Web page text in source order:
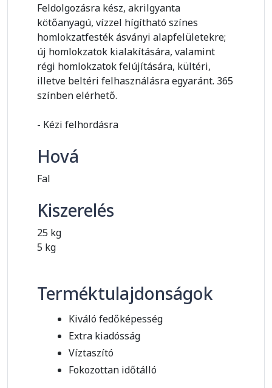
Feldolgozásra kész, akrilgyanta
kötőanyagú, vízzel hígítható színes
homlokzatfesték ásványi alapfelületekre;
új homlokzatok kialakítására, valamint
régi homlokzatok felújítására, kültéri,
illetve beltéri felhasználásra egyaránt. 365
színben elérhető.
- Kézi felhordásra
Hová
Fal
Kiszerelés
25 kg
5 kg
Terméktulajdonságok
Kiváló fedőképesség
Extra kiadósság
Víztaszító
Fokozottan időtálló